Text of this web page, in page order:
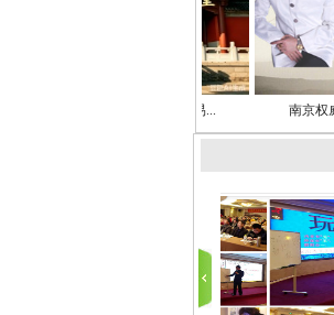
南京权威易